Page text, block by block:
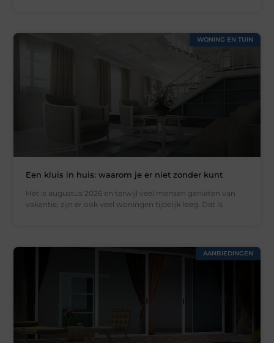
WONING EN TUIN
Een kluis in huis: waarom je er niet zonder kunt
Het is augustus 2026 en terwijl veel mensen genieten van
vakantie, zijn er ook veel woningen tijdelijk leeg. Dat is
AANBIEDINGEN